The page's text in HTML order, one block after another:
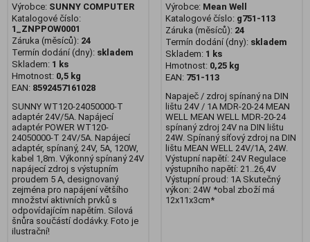
Výrobce: SUNNY COMPUTER
Katalogové číslo:
1_ZNPPOW0001
Záruka (měsíců): 24
Termín dodání (dny): skladem
Skladem: 1 ks
Hmotnost: 0,5 kg
EAN: 8592457161028
SUNNY WT120-24050000-T
adaptér 24V/5A. Napájecí
adaptér POWER WT120-
24050000-T 24V/5A. Napájecí
adaptér, spínaný, 24V, 5A, 120W,
kabel 1,8m. Výkonný spínaný 24V
napájecí zdroj s výstupním
proudem 5 A, designovaný
zejména pro napájení většího
množství aktivních prvků s
odpovídajícím napětím. Silová
šnůra součástí dodávky. Foto je
ilustrační!
Výrobce: Mean Well
Katalogové číslo: g751-113
Záruka (měsíců): 24
Termín dodání (dny): skladem
Skladem: 1 ks
Hmotnost: 0,25 kg
EAN: 751-113
Napaječ / zdroj spínaný na DIN
lištu 24V / 1A MDR-20-24 MEAN
WELL MEAN WELL MDR-20-24
spínaný zdroj 24V na DIN lištu
24W. Spínaný síťový zdroj na DIN
lištu MEAN WELL 24V/1A, 24W.
Výstupní napětí: 24V Regulace
výstupního napětí: 21..26,4V
Výstupní proud: 1A Skutečný
výkon: 24W *obal zboží má
12x11x3cm*